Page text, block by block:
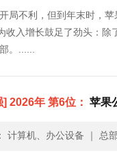
局不利，但到年末时，
收入增长鼓足了劲头：
。......
2026年 第6位： 苹果
计算机、办公设备 ｜ 总